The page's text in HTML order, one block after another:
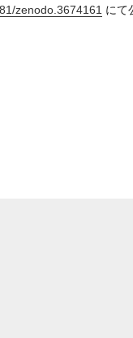
zenodo.3674161 にて